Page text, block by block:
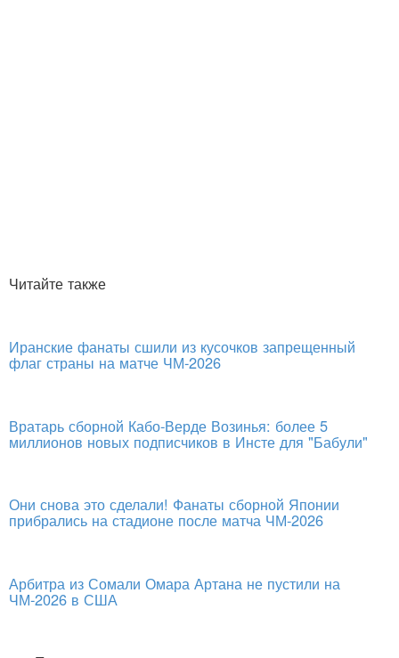
Читайте также
Иранские фанаты сшили из кусочков запрещенный
флаг страны на матче ЧМ-2026
Вратарь сборной Кабо-Верде Возинья: более 5
миллионов новых подписчиков в Инсте для "Бабули"
Они снова это сделали! Фанаты сборной Японии
прибрались на стадионе после матча ЧМ-2026
Арбитра из Сомали Омара Артана не пустили на
ЧМ-2026 в США